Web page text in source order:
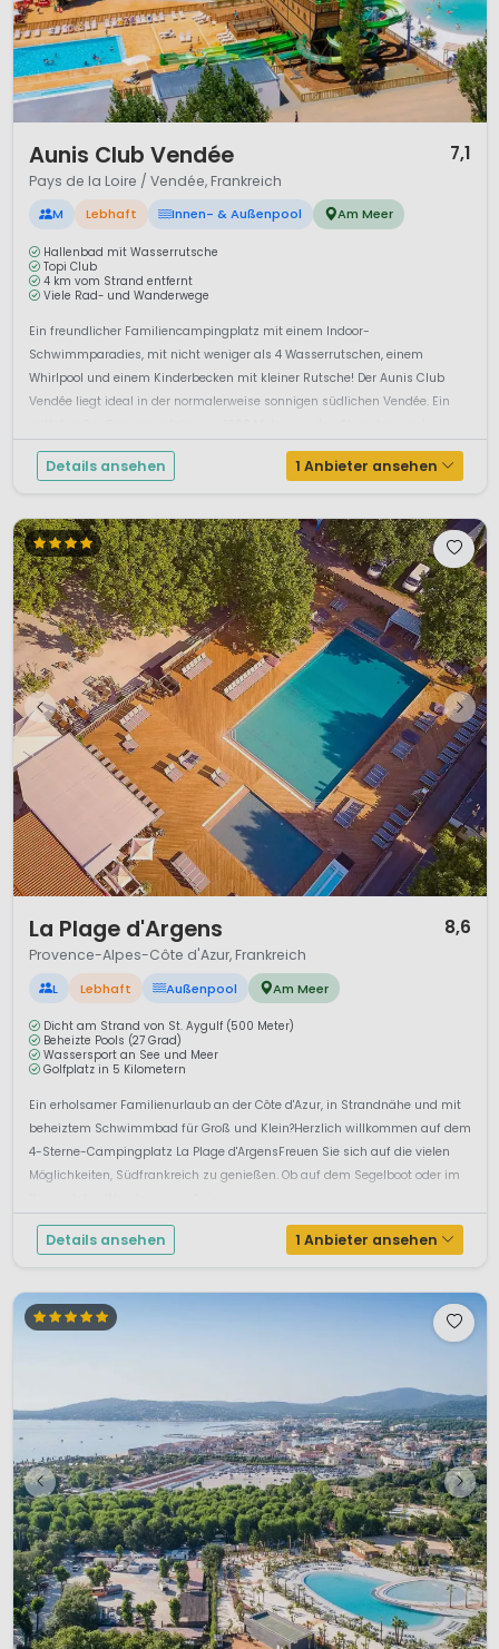
Aunis Club Vendée 7,1
Pays de la Loire / Vendée, Frankreich
M Lebhaft Innen- & Außenpool Am Meer
Hallenbad mit Wasserrutsche
Topi Club
4 km vom Strand entfernt
Viele Rad- und Wanderwege
Ein freundlicher Familiencampingplatz mit einem Indoor-
Schwimmparadies, mit nicht weniger als 4 Wasserrutschen, einem
Whirlpool und einem Kinderbecken mit kleiner Rutsche! Der Aunis Club
Vendée liegt ideal in der normalerweise sonnigen südlichen Vendée. Ein
Tranche-sur-Mer entfernt.S...
Details ansehen 1 Anbieter ansehen
La Plage d'Argens 8,6
Provence-Alpes-Côte d'Azur, Frankreich
L Lebhaft Außenpool Am Meer
Dicht am Strand von St. Aygulf (500 Meter)
Beheizte Pools (27 Grad)
Wassersport an See und Meer
Golfplatz in 5 Kilometern
Ein erholsamer Familienurlaub an der Côte d'Azur, in Strandnähe und mit
beheiztem Schwimmbad für Groß und Klein?Herzlich willkommen auf dem
4-Sterne-Campingplatz La Plage d'ArgensFreuen Sie sich auf die vielen
Möglichkeiten, Südfrankreich zu genießen. Ob auf dem Segelboot oder im
Details ansehen 1 Anbieter ansehen